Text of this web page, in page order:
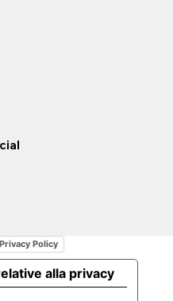
Privacy Policy
alla privacy